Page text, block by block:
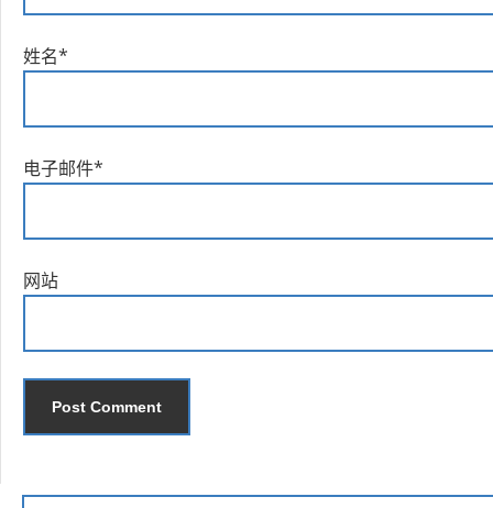
姓名*
电子邮件*
网站